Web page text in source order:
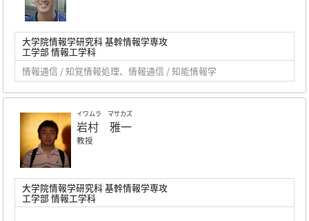
大学院情報学研究科 基幹情報学専攻
工学部 情報工学科
情報通信 / 知覚情報処理、情報通信 / 知能情報学
イワムラ マサカズ
岩村 雅一
教授
大学院情報学研究科 基幹情報学専攻
工学部 情報工学科